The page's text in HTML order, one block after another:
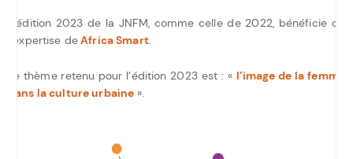
L’édition 2023 de la JNFM, comme celle de 2022, bénéficie de
l’expertise deAfrica Smart.
Le thème retenu pour l’édition 2023 est : « l’image de la femme
dans la culture urbaine ».